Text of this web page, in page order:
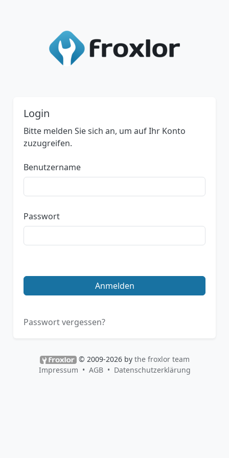
Login
Bitte melden Sie sich an, um auf Ihr Konto
zuzugreifen.
Benutzername
Passwort
Anmelden
Passwort vergessen?
© 2009-2026 by the froxlor team
Impressum
AGB Datenschutzerklärung